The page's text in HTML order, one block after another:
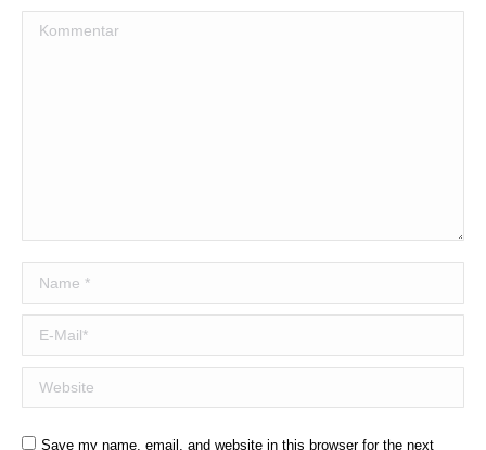
Kommentar
Name *
E-Mail *
Website
Save my name, email, and website in this browser for the next